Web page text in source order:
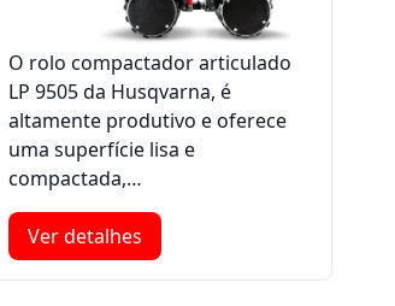
O rolo compactador articulado
LP 9505 da Husqvarna, é
altamente produtivo e oferece
uma superfície lisa e
compactada,…
Ver detalhes